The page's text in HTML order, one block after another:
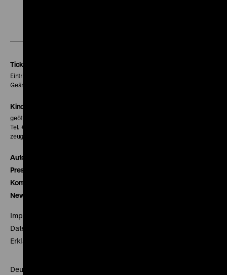
Tickets
Eintritt 5 €
Geänderte Preise sind im Programm vermerkt.
Kinokasse
geöffnet 30 Minuten vor Beginn der ersten Vorstellung
Tel. + 49 30 20304-770
zeughauskino@dhm.de
Autor*innen
Presse
Kontakt
Newsletter
Impressum
Datenschutz
Erklärung digitale Barrierefreiheit
Deutsches Historisches Museum